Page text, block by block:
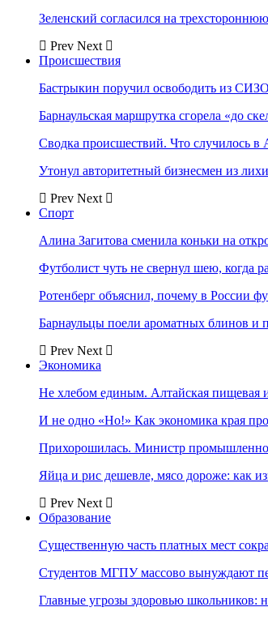
Зеленский согласился на
Prev Next
Происшествия
Бастрыкин поручил освободить из
Барнаульская маршрутка сгорела «до
Сводка происшествий. Что случилось в
Утонул авторитетный бизнесмен из
Prev Next
Спорт
Алина Загитова сменила коньки на
Футболист чуть не свернул шею, когда
Ротенберг объяснил, почему в России
Барнаульцы поели ароматных блинов и
Prev Next
Экономика
Не хлебом единым. Алтайская
И не одно «Но!» Как экономика края
Прихорошилась. Министр
Яйца и рис дешевле, мясо дороже: как
Prev Next
Образование
Существенную часть платных мест
Студентов МГПУ массово вынуждают
Главные угрозы здоровью школьников: